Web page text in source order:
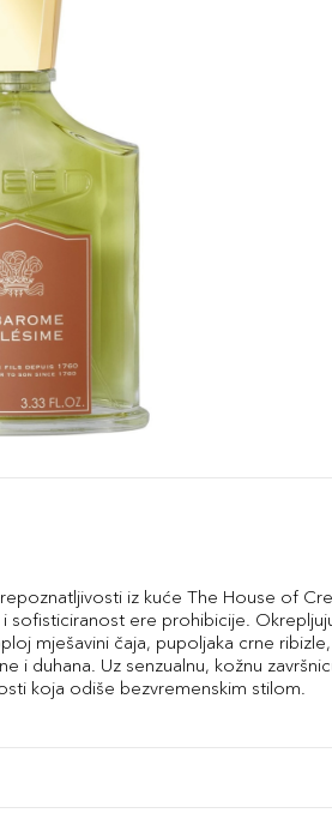
iz kuće The House of
sofisticiranost ere prohibicije.
mješavini čaja, pupoljaka crne
duhana. Uz senzualnu, kožnu
koja odiše bezvremenskim stilom.